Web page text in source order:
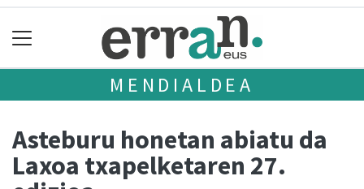
MENDIALDEA
Asteburu honetan abiatu da
Laxoa txapelketaren 27.